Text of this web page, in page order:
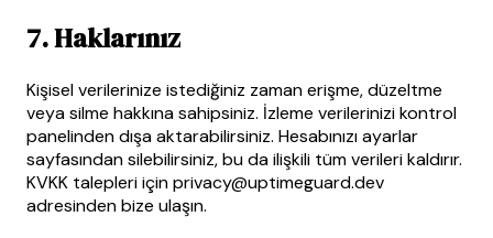
7. Haklarınız
Kişisel verilerinize istediğiniz zaman erişme, düzeltme
veya silme hakkına sahipsiniz. İzleme verilerinizi kontrol
panelinden dışa aktarabilirsiniz. Hesabınızı ayarlar
sayfasından silebilirsiniz, bu da ilişkili tüm verileri kaldırır.
KVKK talepleri içinprivacy@uptimeguard.dev
adresinden bize ulaşın.